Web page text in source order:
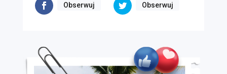
Obserwuj Obserwuj